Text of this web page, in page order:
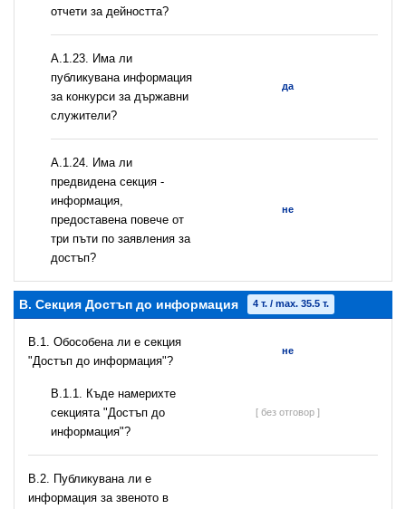
отчети за дейността?
А.1.23. Има ли
публикувана информация
за конкурси за държавни
служители?
да
А.1.24. Има ли
предвидена секция -
информация,
предоставена повече от
три пъти по заявления за
достъп?
не
B. Секция Достъп до информация 4 т. / max. 35.5 т.
В.1. Обособена ли е секция
"Достъп до информация"?
не
В.1.1. Къде намерихте
секцията "Достъп до
информация"?
[ без отговор ]
В.2. Публикувана ли е
информация за звеното в